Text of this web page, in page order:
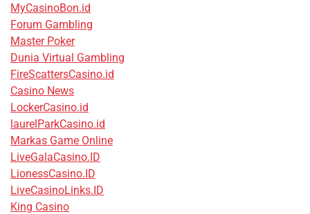
MyCasinoBon.id
Forum Gambling
Master Poker
Dunia Virtual Gambling
FireScattersCasino.id
Casino News
LockerCasino.id
laurelParkCasino.id
Markas Game Online
LiveGalaCasino.ID
LionessCasino.ID
LiveCasinoLinks.ID
King Casino